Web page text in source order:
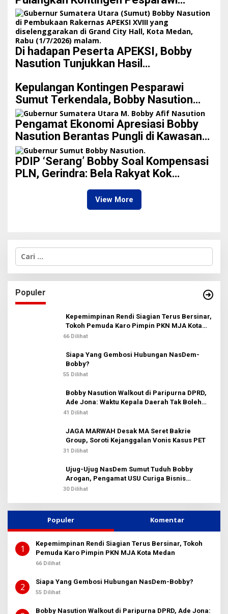
Sumut Lewat Extra Flight
Di hadapan Peserta APEKSI, Bobby
Nasution Tunjukkan Hasil
Kepulangan Kontingen Pesparawi
Sumut Terkendala, Bobby Nasution
Langsung Ambil Langkah
Pengamat Ekonomi Apresiasi Bobby
Nasution Berantas Pungli di Kawasan
Wisata, Dinilai Dongkrak PAD dan Citra
Pariwisata Sumut
PDIP ‘Serang’ Bobby Soal Kompensasi
PLN, Gerindra: Bela Rakyat Kok
View More
C
i
u
n
t
Populer
Kepemimpinan Rendi Siagian Terus Bersinar,
Tokoh Pemuda Karo Pimpin PKN MJA Kota
Medan
66 Dilihat
Siapa Yang Gembosi Hubungan NasDem-
Bobby?
55 Dilihat
Bobby Nasution Walkout di Paripurna DPRD,
Ade Jona: Waktu Kepala Daerah Tak Boleh
Terbuang Sia-sia
41 Dilihat
JAGA MARWAH Desak MA Seret Bakrie
Group, Soroti Kejanggalan Vonis Kasus PET
31 Dilihat
Ujug-Ujug NasDem Sumut Tuduh Bobby
Arogan, Pengamat USU Curiga Bisnis
Reklame
30 Dilihat
Populer Komentar
1
Kepemimpinan Rendi Siagian Terus Bersinar, Tokoh
Pemuda Karo Pimpin PKN MJA Kota Medan
66 Dilihat
2 Siapa Yang Gembosi Hubungan NasDem-Bobby?
55 Dilihat
Bobby Nasution Walkout di Paripurna DPRD, Ade Jona: